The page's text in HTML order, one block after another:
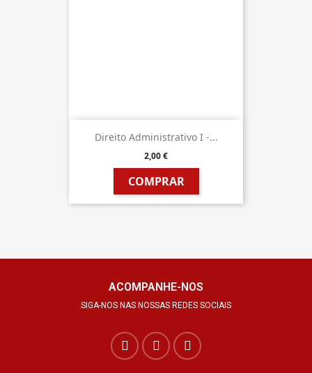
Direito Administrativo I -...
2,00 €
COMPRAR
ACOMPANHE-NOS
SIGA-NOS NAS NOSSAS REDES SOCIAIS